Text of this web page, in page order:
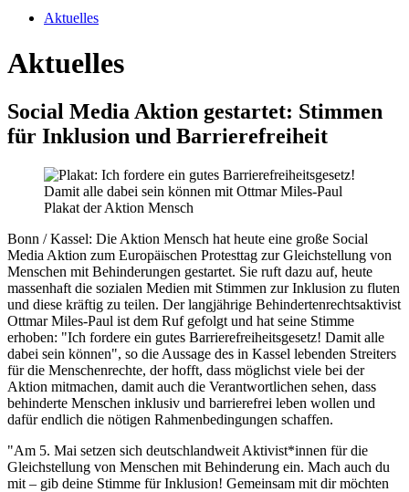
Aktuelles
Aktuelles
Social Media Aktion gestartet: Stimmen
für Inklusion und Barrierefreiheit
Plakat der Aktion Mensch
Bonn / Kassel: Die Aktion Mensch hat heute eine große Social
Media Aktion zum Europäischen Protesttag zur Gleichstellung von
Menschen mit Behinderungen gestartet. Sie ruft dazu auf, heute
massenhaft die sozialen Medien mit Stimmen zur Inklusion zu fluten
und diese kräftig zu teilen. Der langjährige Behindertenrechtsaktivist
Ottmar Miles-Paul ist dem Ruf gefolgt und hat seine Stimme
erhoben: "Ich fordere ein gutes Barrierefreiheitsgesetz! Damit alle
dabei sein können", so die Aussage des in Kassel lebenden Streiters
für die Menschenrechte, der hofft, dass möglichst viele bei der
Aktion mitmachen, damit auch die Verantwortlichen sehen, dass
behinderte Menschen inklusiv und barrierefrei leben wollen und
dafür endlich die nötigen Rahmenbedingungen schaffen.
"Am 5. Mai setzen sich deutschlandweit Aktivist*innen für die
Gleichstellung von Menschen mit Behinderung ein. Mach auch du
mit – gib deine Stimme für Inklusion! Gemeinsam mit dir möchten